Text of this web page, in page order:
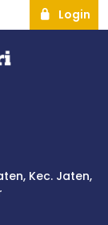
Login
Kec. Jaten,